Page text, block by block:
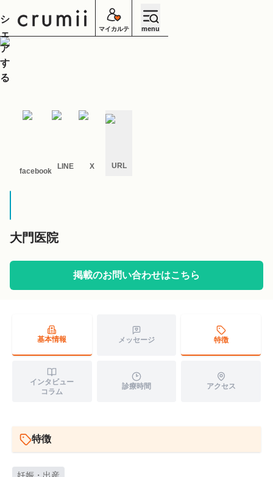
マイカルテ menu
大門医院
掲載のお問い合わせはこちら
基本情報 メッセージ 特徴
インタビュー
コラム
診療時間 アクセス
特徴
シ
ェ
ア
す
る
facebook
LINE X URL